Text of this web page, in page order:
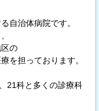
自治体病院です。
の
を担っております。
21科と多くの診療科